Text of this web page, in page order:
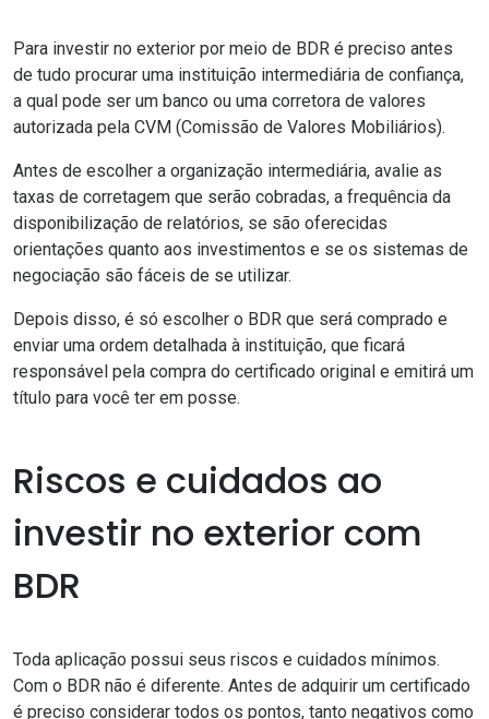
Para investir no exterior por meio de BDR é preciso antes
de tudo procurar uma instituição intermediária de confiança,
a qual pode ser um banco ou uma corretora de valores
autorizada pela CVM (Comissão de Valores Mobiliários).
Antes de escolher a organização intermediária, avalie as
taxas de corretagem que serão cobradas, a frequência da
disponibilização de relatórios, se são oferecidas
orientações quanto aos investimentos e se os sistemas de
negociação são fáceis de se utilizar.
Depois disso, é só escolher o BDR que será comprado e
enviar uma ordem detalhada à instituição, que ficará
responsável pela compra do certificado original e emitirá um
título para você ter em posse.
Riscos e cuidados ao
investir no exterior com
BDR
Toda aplicação possui seus riscos e cuidados mínimos.
Com o BDR não é diferente. Antes de adquirir um certificado
é preciso considerar todos os pontos, tanto negativos como